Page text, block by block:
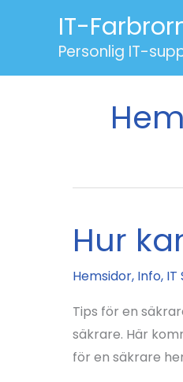
IT-
Personlig IT-
Hur
Hemsidor, Info, IT
Tips för en
säkrare. Här
för en säkrare